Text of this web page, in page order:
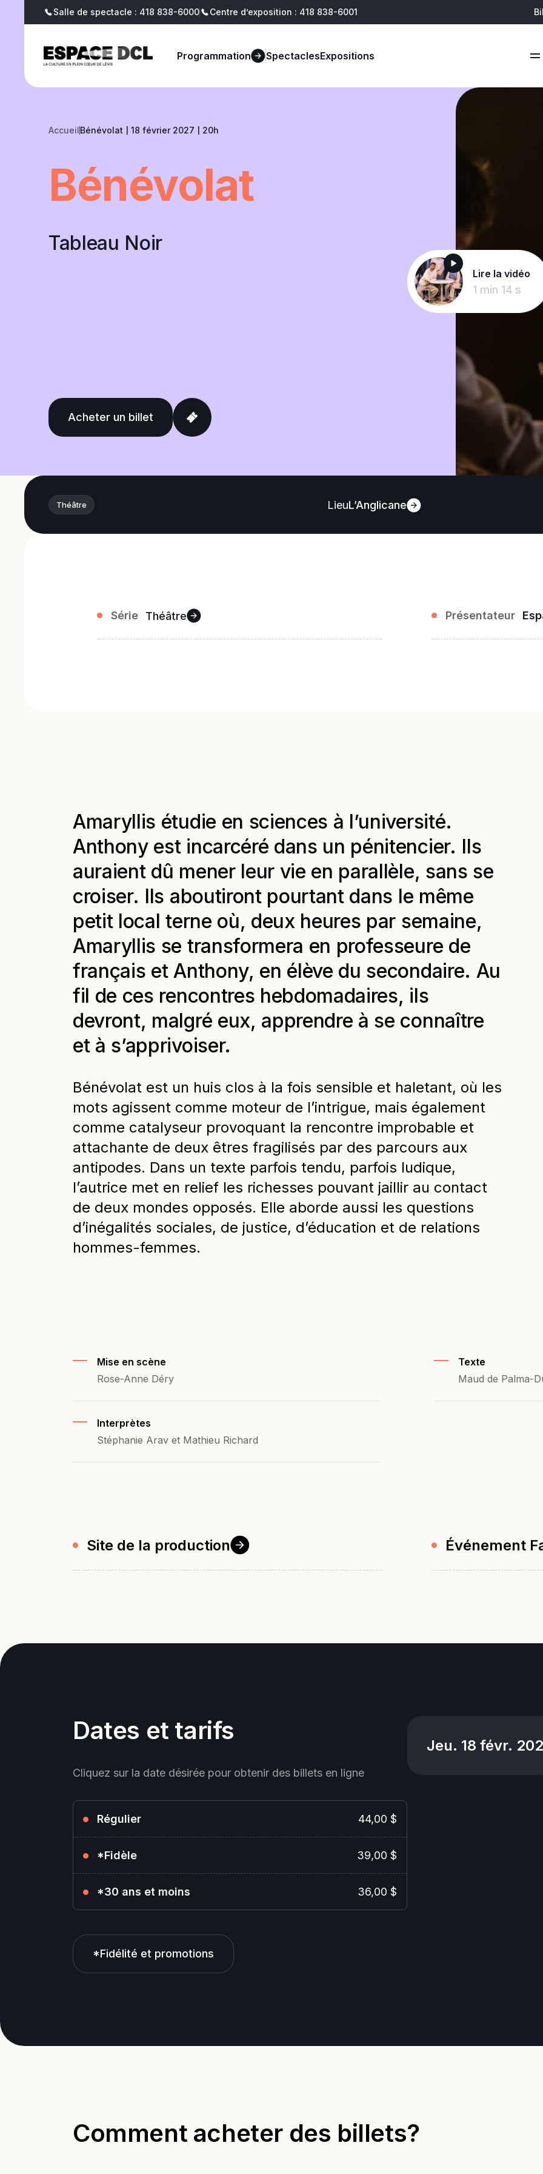
Salle de spectacle : 418 838-6000 Centre d’exposition : 418 838-6001
Programmation SpectaclesExpositions
Billetterie Blogue soutenir joindre
AccueilBénévolat | 18 février 2027 | 20h
Bénévolat
Tableau Noir
Acheter un billet
Lire la vidéo
1 min 14 s
Théâtre LieuL’Anglicane
Série Théâtre Présentateur
Amaryllis étudie en sciences à l’université.
Anthony est incarcéré dans un pénitencier. Ils
auraient dû mener leur vie en parallèle, sans se
croiser. Ils aboutiront pourtant dans le même
petit local terne où, deux heures par semaine,
Amaryllis se transformera en professeure de
français et Anthony, en élève du secondaire. Au
fil de ces rencontres hebdomadaires, ils
devront, malgré eux, apprendre à se connaître
et à s’apprivoiser.
Bénévolat est un huis clos à la fois sensible et haletant, où les
mots agissent comme moteur de l’intrigue, mais également
comme catalyseur provoquant la rencontre improbable et
attachante de deux êtres fragilisés par des parcours aux
antipodes. Dans un texte parfois tendu, parfois ludique,
l’autrice met en relief les richesses pouvant jaillir au contact
de deux mondes opposés. Elle aborde aussi les questions
d’inégalités sociales, de justice, d’éducation et de relations
hommes-femmes.
Mise en scène
Rose-Anne Déry
Texte
Maud de Palma-
Interprètes
Stéphanie Arav et Mathieu Richard
Site de la production Événement
Dates et tarifs
Cliquez sur la date désirée pour obtenir des billets en ligne
Régulier 44,00 $
*Fidèle 39,00 $
*30 ans et moins 36,00 $
*Fidélité et promotions
Jeu. 18 févr.
Comment acheter des billets?